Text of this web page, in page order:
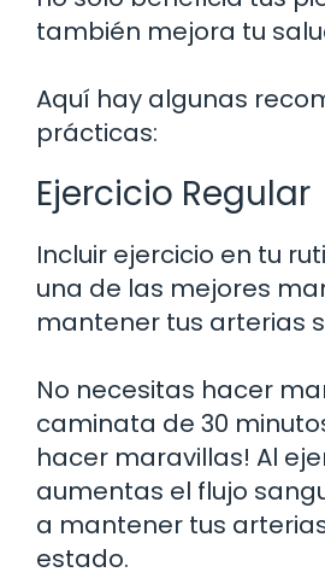
también mejora tu
Aquí hay algunas
prácticas:
Ejercicio Regular
Incluir ejercicio en tu
una de las mejores
mantener tus arterias
No necesitas hacer
caminata de 30
hacer maravillas! Al
aumentas el flujo
a mantener tus
estado.